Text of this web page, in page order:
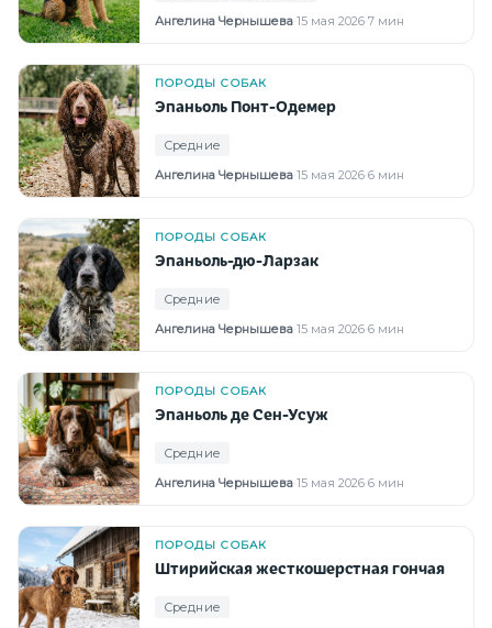
Ангелина Чернышева·15 мая 2026·7 мин
ПОРОДЫ СОБАК
Эпаньоль Понт-Одемер
Средние
Ангелина Чернышева·15 мая 2026·6 мин
ПОРОДЫ СОБАК
Эпаньоль-дю-Ларзак
Средние
Ангелина Чернышева·15 мая 2026·6 мин
ПОРОДЫ СОБАК
Эпаньоль де Сен-Усуж
Средние
Ангелина Чернышева·15 мая 2026·6 мин
ПОРОДЫ СОБАК
Штирийская жесткошерстная гончая
Средние